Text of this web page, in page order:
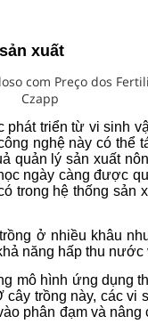
xuất
triển từ vi sinh
nghệ này có thể
quản lý sản xuất
ngày càng được
trong hệ thống sản
ở nhiều khâu
năng hấp thu
mô hình ứng dụng
trồng này, các vi
phân đạm và